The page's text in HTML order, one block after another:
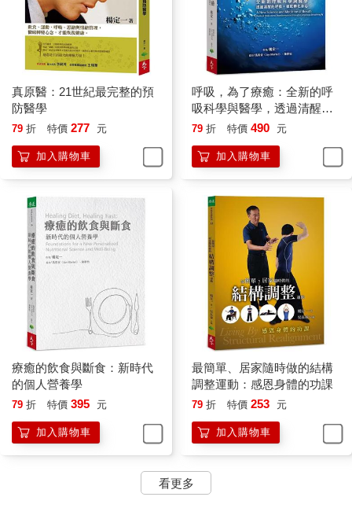
你或許沒有注意過，眼前所看到、所體會、感受、想得到的一切
（你可以把這一切稱為人間），其實都是站在一種局限、相對的
層面。甚至，眼前的東西或思考愈具體，也就愈讓你能夠注意和
區隔。
不過，至於能觀察的這個體（你可以暫時把它稱為「主體」）則
不受到同一個限制。它是無邊無際，隨時可以存在。
讓我再試著用另一個方法來說明：
你可以把觀察（五官透過捕捉資訊為你建立印象的機制）比喻成
光的折射（refraction）──就像是透過一個稜鏡，把無限大的宇宙
或無限的光捕捉下來，同時還扭曲光線前進的方向，來照明一個
很小的範圍。
這種局部化的過程，和你隨時在運作的注意力是一樣的，把本來
無限大、永恆、到處都有的整體，落成局部的一個小點。
你的注意本身就帶著一種類似光線折射的機制，而你是透過這樣
的注意才可以建立眼前的世界。至於你注意不到的東西，比如說
那個無限大的宇宙，也就自然落到背景。
如果用光線的折射來比喻你的注意，那麼，你觀察的機制，也就
曲你的注意。
進一步，你自然會透過比較和對照，就像用畫筆在畫布上一個點
一個點建立出一幅畫，把你注意到的東西、東西之間的關係建立
真原醫：21世紀最完整的預
防醫學
79 折 特價 277 元
加入購物車
呼吸，為了療癒：全新的呼
吸科學與醫學，透過清醒的
呼吸，徹底轉化身心
79 折 特價 490 元
加入購物車
療癒的飲食與斷食：新時代
的個人營養學
79 折 特價 395 元
加入購物車
最簡單、居家隨時做的結構
調整運動：感恩身體的功課
79 折 特價 253 元
加入購物車
看更多